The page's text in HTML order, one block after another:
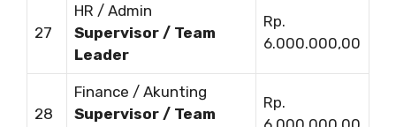
27
HR / Admin
Supervisor / Team
Leader
Rp.
6.000.000,00
28
Finance / Akunting
Supervisor / Team
Rp.